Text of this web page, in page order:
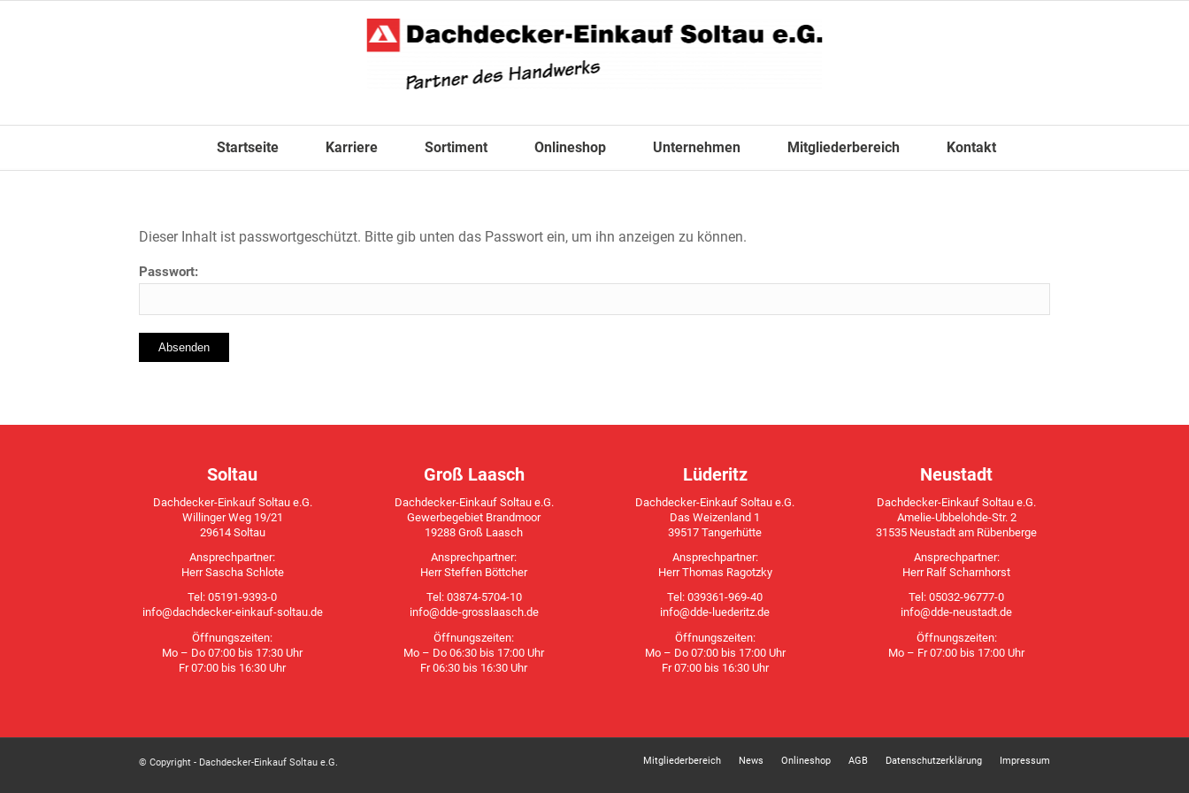
Startseite Karriere Sortiment Onlineshop Unternehmen Mitgliederbereich Kontakt
Dieser Inhalt ist passwortgeschützt. Bitte gib unten das Passwort ein, um ihn anzeigen zu können.
Passwort:
Soltau
Dachdecker-Einkauf Soltau e.G.
Willinger Weg 19/21
29614 Soltau
Ansprechpartner:
Herr Sascha Schlote
Tel: 05191-9393-0
info@dachdecker-einkauf-soltau.de
Öffnungszeiten:
Mo – Do 07:00 bis 17:30 Uhr
Fr 07:00 bis 16:30 Uhr
Groß Laasch
Dachdecker-Einkauf Soltau e.G.
Gewerbegebiet Brandmoor
19288 Groß Laasch
Ansprechpartner:
Herr Steffen Böttcher
Tel: 03874-5704-10
info@dde-grosslaasch.de
Öffnungszeiten:
Mo – Do 06:30 bis 17:00 Uhr
Fr 06:30 bis 16:30 Uhr
Lüderitz
Dachdecker-Einkauf Soltau e.G.
Das Weizenland 1
39517 Tangerhütte
Ansprechpartner:
Herr Thomas Ragotzky
Tel: 039361-969-40
info@dde-luederitz.de
Öffnungszeiten:
Mo – Do 07:00 bis 17:00 Uhr
Fr 07:00 bis 16:30 Uhr
Neustadt
Dachdecker-Einkauf Soltau e.G.
Amelie-Ubbelohde-Str. 2
31535 Neustadt am Rübenberge
Ansprechpartner:
Herr Ralf Scharnhorst
Tel: 05032-96777-0
info@dde-neustadt.de
Öffnungszeiten:
Mo – Fr 07:00 bis 17:00 Uhr
© Copyright - Dachdecker-Einkauf Soltau e.G. Mitgliederbereich News Onlineshop AGB Datenschutzerklärung Impressum